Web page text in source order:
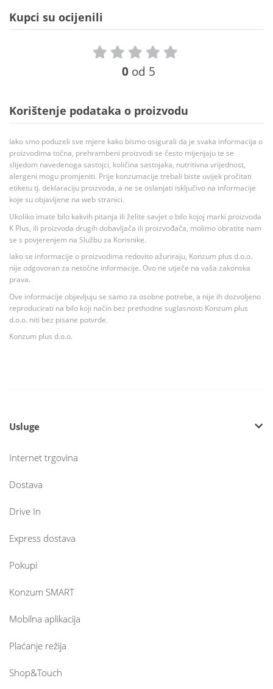
Kupci su ocijenili
0 od 5
Korištenje podataka o proizvodu
Iako smo poduzeli sve mjere kako bismo osigurali da je svaka informacija o
proizvodima točna, prehrambeni proizvodi se često mijenjaju te se
slijedom navedenoga sastojci, količina sastojaka, nutritivna vrijednost,
alergeni mogu promjeniti. Prije konzumacije trebali biste uvijek pročitati
etiketu tj. deklaraciju proizvoda, a ne se oslanjati isključivo na informacije
koje su objavljene na web stranici.
Ukoliko imate bilo kakvih pitanja ili želite savjet o bilo kojoj marki proizvoda
K Plus, ili proizvoda drugih dobavljača ili proizvođača, molimo obratite nam
se s povjerenjem na Službu za Korisnike.
Iako se informacije o proizvodima redovito ažuriraju, Konzum plus d.o.o.
nije odgovoran za netočne informacije. Ovo ne utječe na vaša zakonska
prava.
Ove informacije objavljuju se samo za osobne potrebe, a nije ih dozvoljeno
reproducirati na bilo koji način bez prethodne suglasnosti Konzum plus
d.o.o. niti bez pisane potvrde.
Konzum plus d.o.o.
Usluge
Internet trgovina
Dostava
Drive In
Express dostava
Pokupi
Konzum SMART
Mobilna aplikacija
Plaćanje režija
Shop&Touch